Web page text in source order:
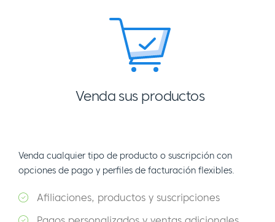
Venda sus productos
Venda cualquier tipo de producto o suscripción con
opciones de pago y perfiles de facturación flexibles.
Afiliaciones, productos y suscripciones